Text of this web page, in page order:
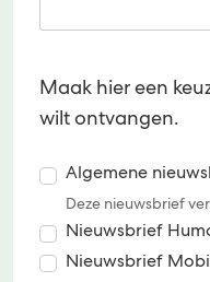
Maak hier een
wilt ontvangen.
Algemene
Deze nieuwsbrief
Nieuwsbrief
Nieuwsbrief